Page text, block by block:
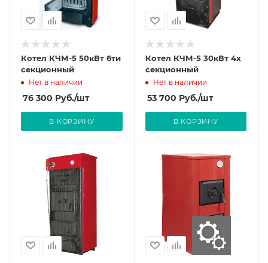
Котел КЧМ-5 50кВт 6ти
секционный
Нет в наличии
76 300 Руб./шт
В КОРЗИНУ
Котел КЧМ-5 30кВт 4х
секционный
Нет в наличии
53 700 Руб./шт
В КОРЗИНУ